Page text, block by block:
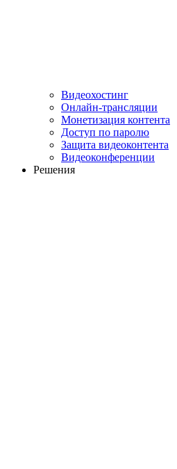
Видеохостинг
Онлайн-трансляции
Монетизация контента
Доступ по паролю
Защита видеоконтента
Видеоконференции
Решения